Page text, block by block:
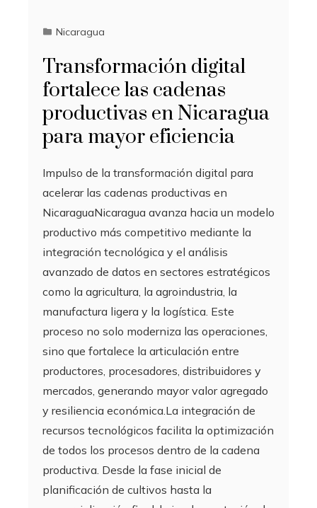
Nicaragua
Transformación digital
fortalece las cadenas
productivas en Nicaragua
para mayor eficiencia
Impulso de la transformación digital para
acelerar las cadenas productivas en
NicaraguaNicaragua avanza hacia un modelo
productivo más competitivo mediante la
integración tecnológica y el análisis
avanzado de datos en sectores estratégicos
como la agricultura, la agroindustria, la
manufactura ligera y la logística. Este
proceso no solo moderniza las operaciones,
sino que fortalece la articulación entre
productores, procesadores, distribuidores y
mercados, generando mayor valor agregado
y resiliencia económica.La integración de
recursos tecnológicos facilita la optimización
de todos los procesos dentro de la cadena
productiva. Desde la fase inicial de
planificación de cultivos hasta la